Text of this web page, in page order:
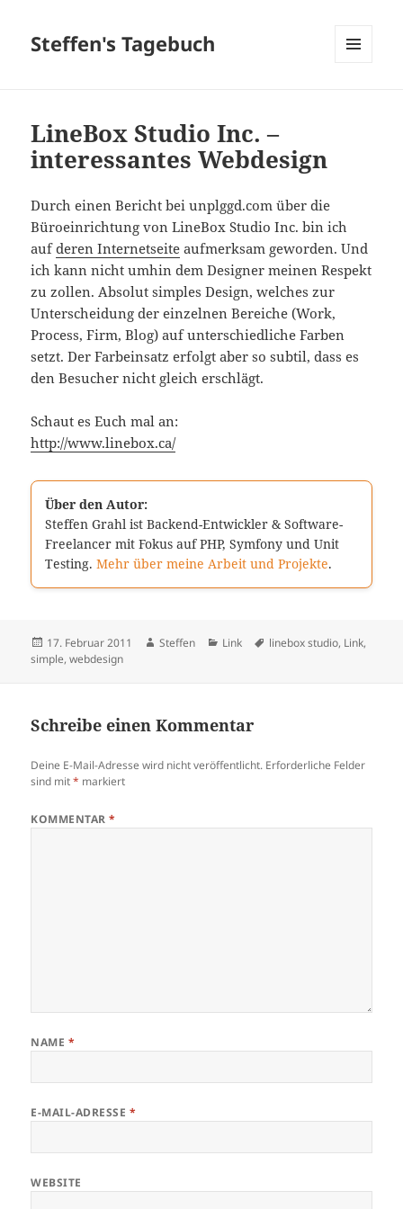
Steffen's Tagebuch
LineBox Studio Inc. –
interessantes Webdesign
Durch einen Bericht bei unplggd.com über die
Büroeinrichtung von LineBox Studio Inc. bin ich
aufderen Internetseite aufmerksam geworden. Und
ich kann nicht umhin dem Designer meinen Respekt
zu zollen. Absolut simples Design, welches zur
Unterscheidung der einzelnen Bereiche (Work,
Process, Firm, Blog) auf unterschiedliche Farben
setzt. Der Farbeinsatz erfolgt aber so subtil, dass es
den Besucher nicht gleich erschlägt.
Schaut es Euch mal an:
http://www.linebox.ca/
Über den Autor:
Steffen Grahl ist Backend-Entwickler & Software-
Freelancer mit Fokus auf PHP, Symfony und Unit
Testing.Mehr über meine Arbeit und Projekte.
Veröffentlicht
am
17. Februar 2011 Autor
Steffen Kategorien
Link Schlagwörter
linebox studio, Link,
simple,webdesign
Schreibe einen Kommentar
Deine E-Mail-Adresse wird nicht veröffentlicht. Erforderliche Felder
sind mit* markiert
KOMMENTAR*
NAME *
E-MAIL-ADRESSE *
WEBSITE